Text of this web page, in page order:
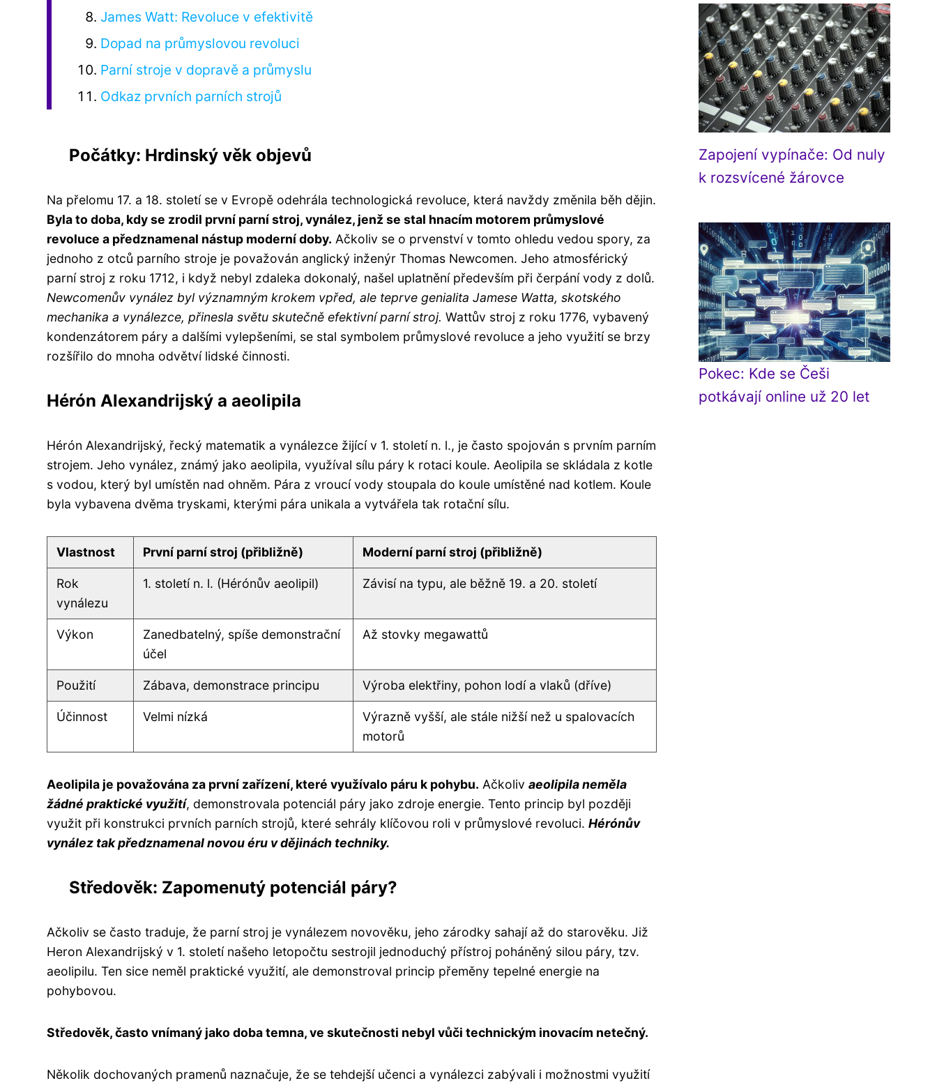
James Watt: Revoluce v efektivitě
Dopad na průmyslovou revoluci
Parní stroje v dopravě a průmyslu
Odkaz prvních parních strojů
Počátky: Hrdinský věk objevů
Na přelomu 17. a 18. století se v Evropě odehrála technologická revoluce, která navždy změnila běh dějin.
Byla to doba, kdy se zrodil první parní stroj, vynález, jenž se stal hnacím motorem průmyslové
revoluce a předznamenal nástup moderní doby. Ačkoliv se o prvenství v tomto ohledu vedou spory, za
jednoho z otců parního stroje je považován anglický inženýr Thomas Newcomen. Jeho atmosférický
parní stroj z roku 1712, i když nebyl zdaleka dokonalý, našel uplatnění především při čerpání vody z dolů.
Newcomenův vynález byl významným krokem vpřed, ale teprve genialita Jamese Watta, skotského
mechanika a vynálezce, přinesla světu skutečně efektivní parní stroj. Wattův stroj z roku 1776, vybavený
kondenzátorem páry a dalšími vylepšeními, se stal symbolem průmyslové revoluce a jeho využití se brzy
rozšířilo do mnoha odvětví lidské činnosti.
Hérón Alexandrijský a aeolipila
Hérón Alexandrijský, řecký matematik a vynálezce žijící v 1. století n. l., je často spojován s prvním parním
strojem. Jeho vynález, známý jako aeolipila, využíval sílu páry k rotaci koule. Aeolipila se skládala z kotle
s vodou, který byl umístěn nad ohněm. Pára z vroucí vody stoupala do koule umístěné nad kotlem. Koule
byla vybavena dvěma tryskami, kterými pára unikala a vytvářela tak rotační sílu.
Vlastnost První parní stroj (přibližně) Moderní parní stroj (přibližně)
Rok
vynálezu
1. století n. l. (Hérónův aeolipil) Závisí na typu, ale běžně 19. a 20. století
Výkon
Zanedbatelný, spíše demonstrační
účel
Až stovky megawattů
Použití Zábava, demonstrace principu Výroba elektřiny, pohon lodí a vlaků (dříve)
Účinnost Velmi nízká
Výrazně vyšší, ale stále nižší než u spalovacích
motorů
Aeolipila je považována za první zařízení, které využívalo páru k pohybu. Ačkoliv aeolipila neměla
žádné praktické využití, demonstrovala potenciál páry jako zdroje energie. Tento princip byl později
využit při konstrukci prvních parních strojů, které sehrály klíčovou roli v průmyslové revoluci. Hérónův
vynález tak předznamenal novou éru v dějinách techniky.
Středověk: Zapomenutý potenciál páry?
Ačkoliv se často traduje, že parní stroj je vynálezem novověku, jeho zárodky sahají až do starověku. Již
Heron Alexandrijský v 1. století našeho letopočtu sestrojil jednoduchý přístroj poháněný silou páry, tzv.
aeolipilu. Ten sice neměl praktické využití, ale demonstroval princip přeměny tepelné energie na
pohybovou.
Středověk, často vnímaný jako doba temna, ve skutečnosti nebyl vůči technickým inovacím netečný.
Několik dochovaných pramenů naznačuje, že se tehdejší učenci a vynálezci zabývali i možnostmi využití
Zapojení vypínače: Od nuly
k rozsvícené žárovce
Pokec: Kde se Češi
potkávají online už 20 let